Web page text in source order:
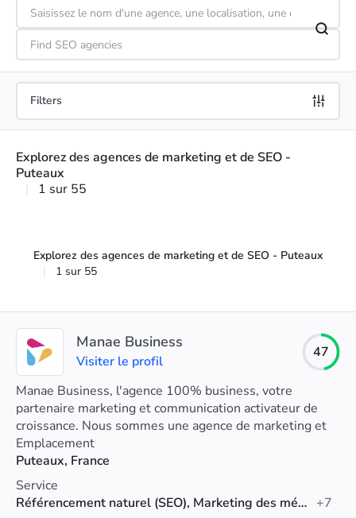
Explorez des agences de marketing et de SEO -
Puteaux
1 sur 55
Filters
Explorez des agences de marketing et de SEO - Puteaux
1 sur 55
Manae Business
Visiter le profil
47
Manae Business, l'agence 100% business, votre
partenaire marketing et communication activateur de
croissance. Nous sommes une agence de marketing et
de communication à taille humaine, accessible et
disponible.
Emplacement
Puteaux, France
Service
Référencement naturel (SEO), Marketing des médias sociaux, Branding +7